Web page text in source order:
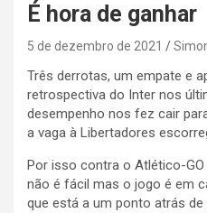
É hora de ganhar
5 de dezembro de 2021
Três derrotas, um empate e
retrospectiva do Inter nos
desempenho nos fez cair
a vaga à Libertadores
Por isso contra o Atlético-
não é fácil mas o jogo é em
que está a um ponto atrás